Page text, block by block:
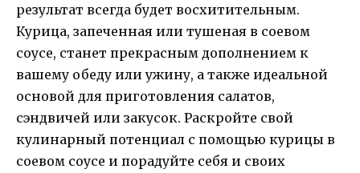
результат всегда будет восхитительным.
Курица, запеченная или тушеная в соевом
соусе, станет прекрасным дополнением к
вашему обеду или ужину, а также идеальной
основой для приготовления салатов,
сэндвичей или закусок. Раскройте свой
кулинарный потенциал с помощью курицы в
соевом соусе и порадуйте себя и своих